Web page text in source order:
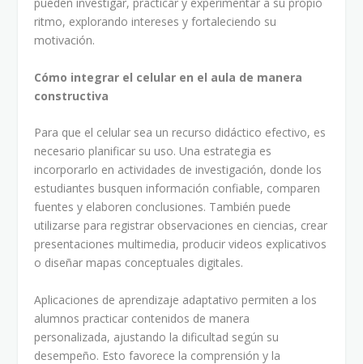
pueden investigar, practicar y experimentar a su propio
ritmo, explorando intereses y fortaleciendo su
motivación.
Cómo integrar el celular en el aula de manera
constructiva
Para que el celular sea un recurso didáctico efectivo, es
necesario planificar su uso. Una estrategia es
incorporarlo en actividades de investigación, donde los
estudiantes busquen información confiable, comparen
fuentes y elaboren conclusiones. También puede
utilizarse para registrar observaciones en ciencias, crear
presentaciones multimedia, producir videos explicativos
o diseñar mapas conceptuales digitales.
Aplicaciones de aprendizaje adaptativo permiten a los
alumnos practicar contenidos de manera
personalizada, ajustando la dificultad según su
desempeño. Esto favorece la comprensión y la